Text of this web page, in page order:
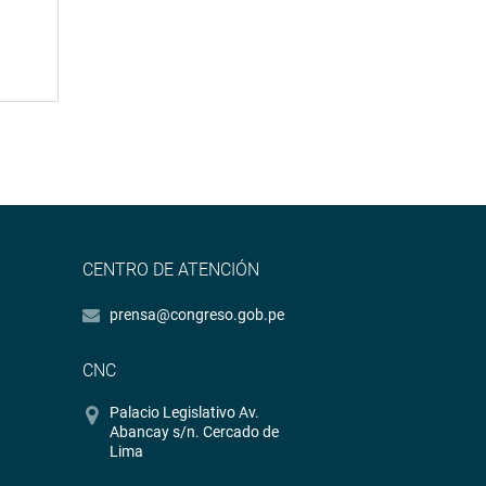
CENTRO DE ATENCIÓN
prensa@congreso.gob.pe
CNC
Palacio Legislativo Av.
Abancay s/n. Cercado de
Lima